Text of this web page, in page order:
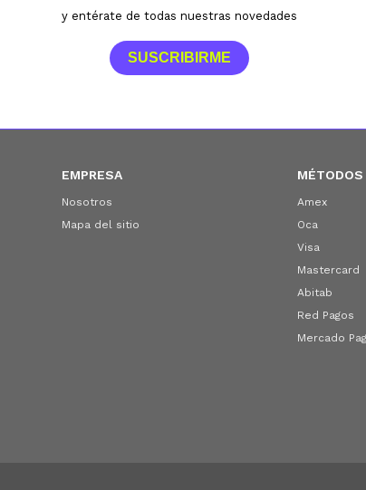
EMPRESA
Nosotros
Mapa del sitio
MÉTODOS
Amex
Oca
Visa
Mastercard
Abitab
Red Pagos
Mercado
y entérate de todas nuestras novedades
SUSCRIBIRME